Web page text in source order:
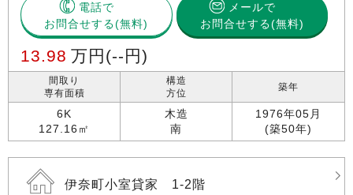
電話で
お問合せする
メールで
お問合せする(無料)
13.98 万円 (--円)
間取り
専有面積
6K
127.16㎡
構造
方位
木造
南
築年
1976年05月
(築50年)
伊奈町小室貸家 1-2階